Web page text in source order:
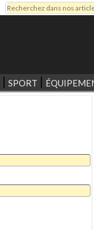
Formulaire de
Rechercher
SPORT